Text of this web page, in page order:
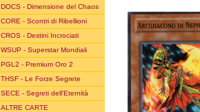
DOCS - Dimensione del Chaos
CORE - Scontri di Ribellioni
CROS - Destini Incrociati
WSUP - Superstar Mondiali
PGL2 - Premium Oro 2
THSF - Le Forze Segrete
SECE - Segreti dell'Eternità
ALTRE CARTE